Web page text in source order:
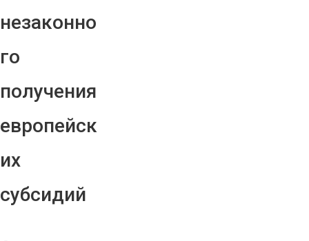
незаконно
го
получения
европейск
их
субсидий